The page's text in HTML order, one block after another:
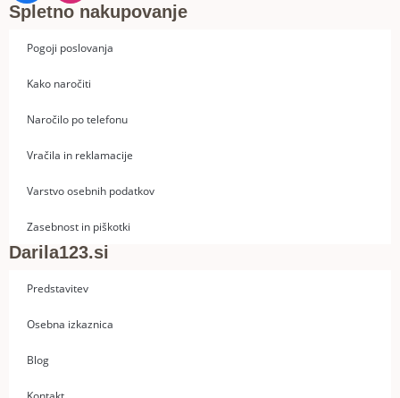
Spletno nakupovanje
Pogoji poslovanja
Kako naročiti
Naročilo po telefonu
Vračila in reklamacije
Varstvo osebnih podatkov
Zasebnost in piškotki
Darila123.si
Predstavitev
Osebna izkaznica
Blog
Kontakt